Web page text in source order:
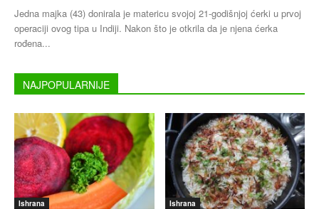
Jedna majka (43) donirala je matericu svojoj 21-godišnjoj ćerki u prvoj
operaciji ovog tipa u Indiji. Nakon što je otkrila da je njena ćerka
rođena...
NAJPOPULARNIJE
Ishrana Ishrana